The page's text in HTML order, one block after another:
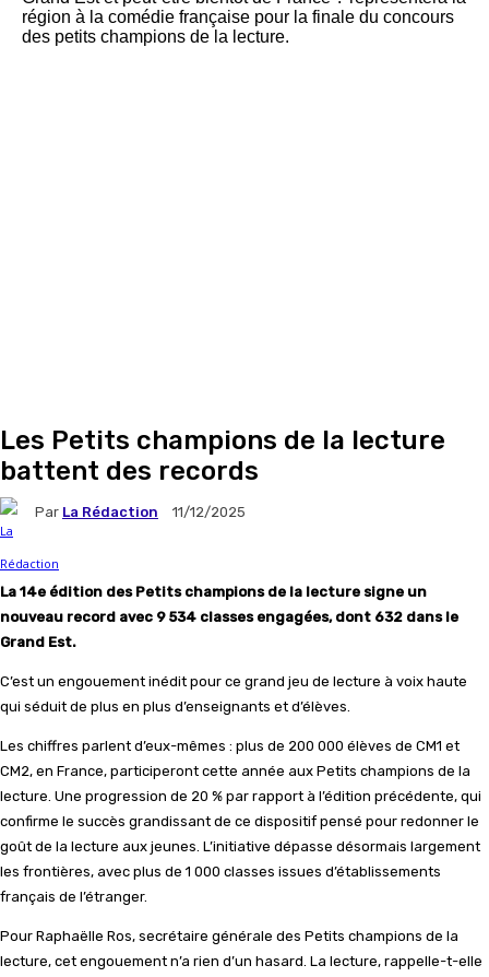
Les Petits champions de la lecture
battent des records
Par La Rédaction 11/12/2025
La 14e édition des Petits champions de la lecture signe un
nouveau record avec 9 534 classes engagées, dont 632 dans le
Grand Est.
C’est un engouement inédit pour ce grand jeu de lecture à voix haute
qui séduit de plus en plus d’enseignants et d’élèves.
Les chiffres parlent d’eux-mêmes : plus de 200 000 élèves de CM1 et
CM2, en France, participeront cette année aux Petits champions de la
lecture. Une progression de 20 % par rapport à l’édition précédente, qui
confirme le succès grandissant de ce dispositif pensé pour redonner le
goût de la lecture aux jeunes. L’initiative dépasse désormais largement
les frontières, avec plus de 1 000 classes issues d’établissements
français de l’étranger.
Pour Raphaëlle Ros, secrétaire générale des Petits champions de la
lecture, cet engouement n’a rien d’un hasard. La lecture, rappelle-t-elle